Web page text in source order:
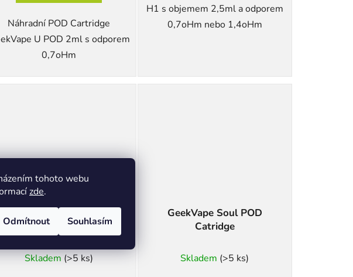
tohoto webu
zde.
Odmítnout Souhlasím
Náhradní POD Cartridge
U POD 2ml s odporem
0,7oHm
H1 s objemem 2,5ml a odporem
0,7oHm nebo 1,4oHm
GeekVape Wenax M1 POD
Cartridge
Skladem(>5 ks)
GeekVape Soul POD
Catridge
Skladem (>5 ks)